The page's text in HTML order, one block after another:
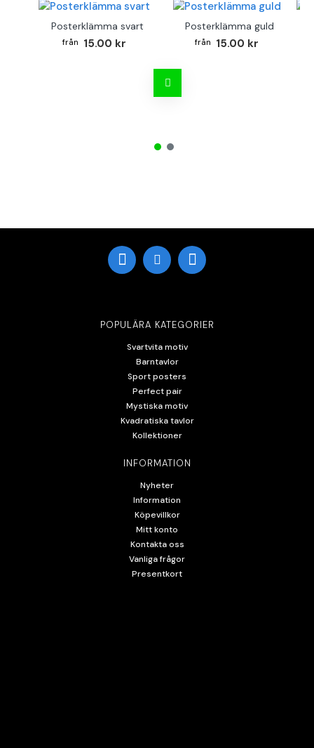
Posterklämma svart
15.00 kr
Posterklämma guld
15.00 kr
POPULÄRA KATEGORIER
Svartvita motiv
Barntavlor
Sport posters
Perfect pair
Mystiska motiv
Kvadratiska tavlor
Kollektioner
INFORMATION
Nyheter
Information
Köpevillkor
Mitt konto
Kontakta oss
Vanliga frågor
Presentkort